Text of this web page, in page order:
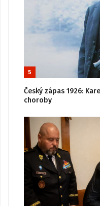
5
Český zápas 1926:
choroby